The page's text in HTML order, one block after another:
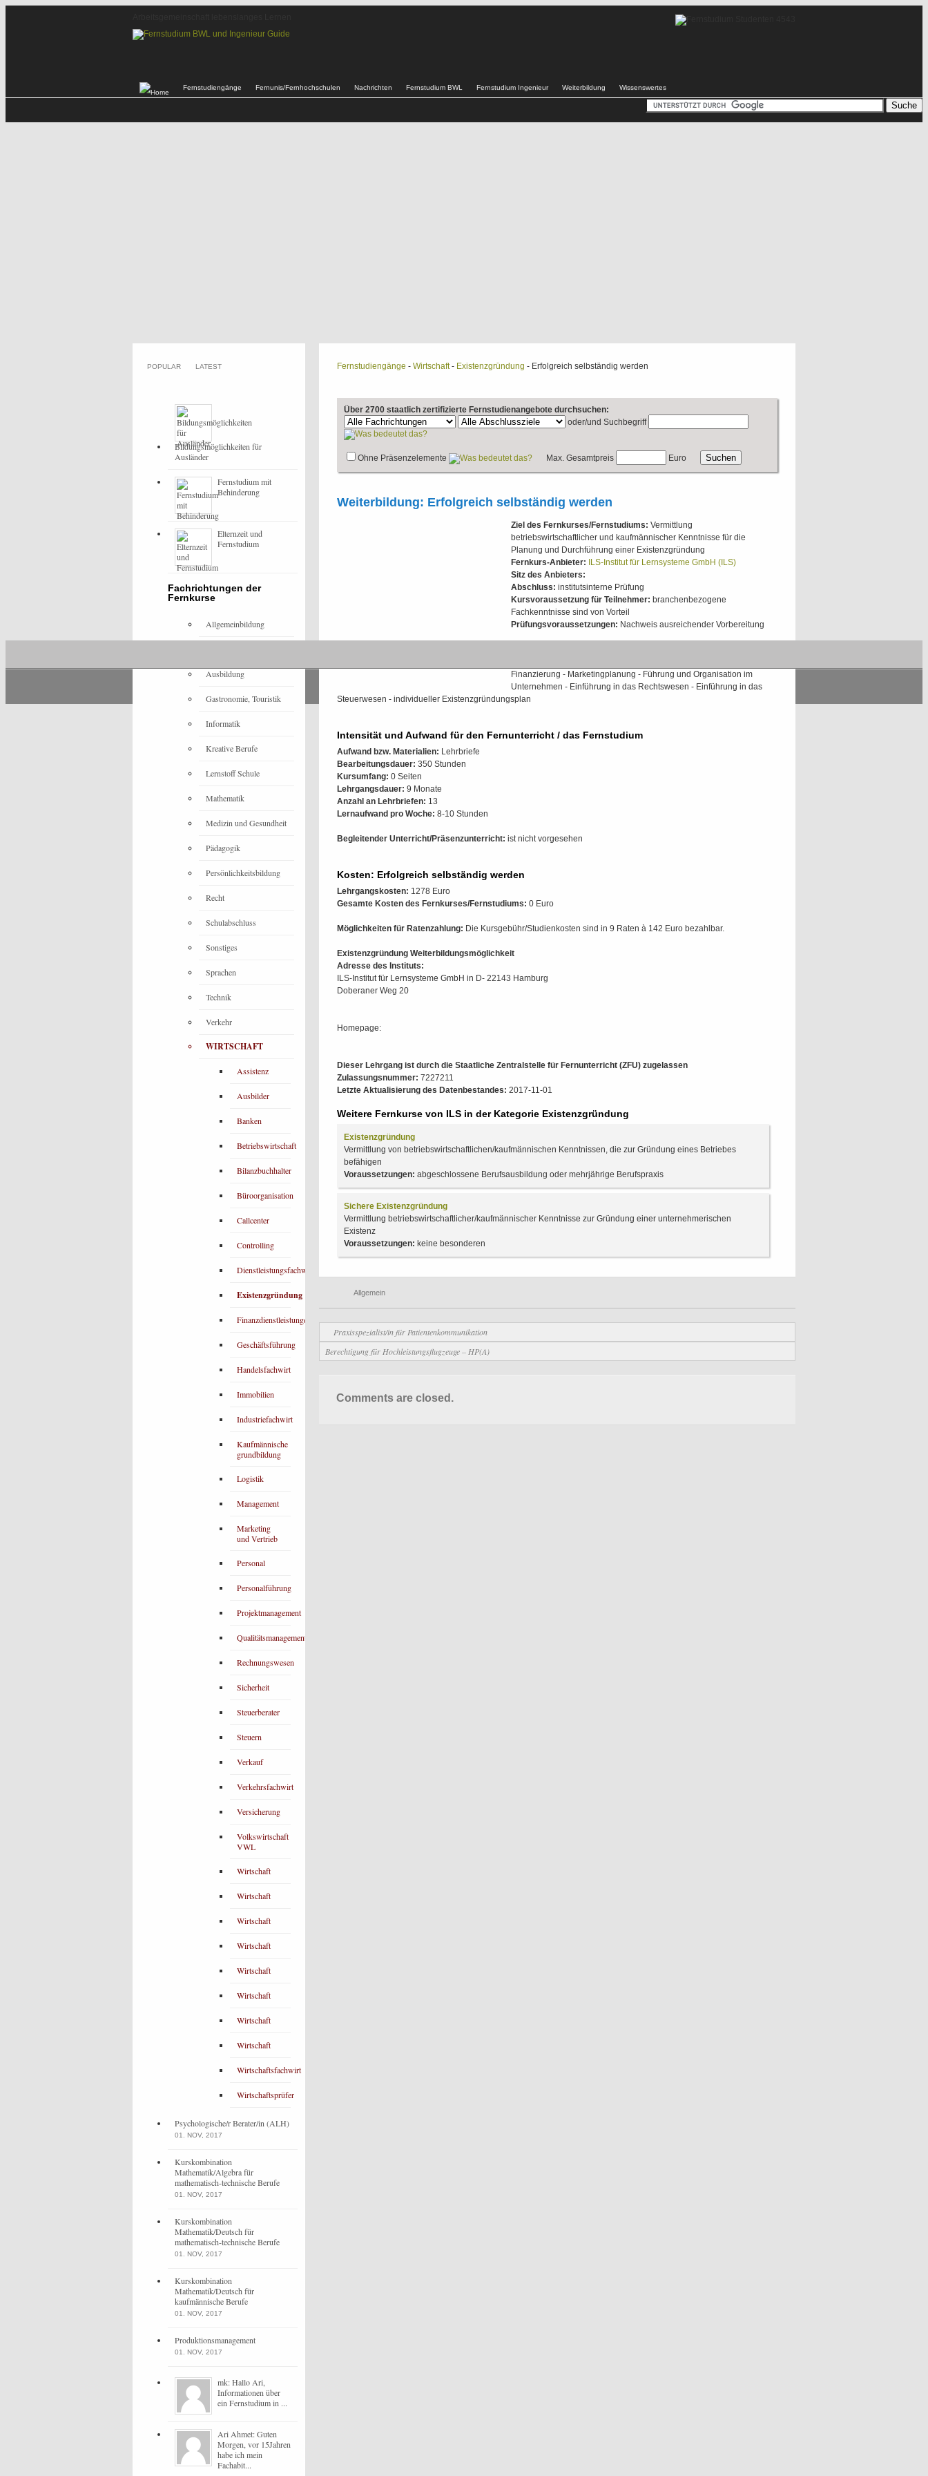
Fernstudiengänge Fernunis/Fernhochschulen Nachrichten Fernstudium BWL Fernstudium Ingenieur Weiterbildung Wissenswertes
Fernstudiengänge - Wirtschaft- Existenzgründung - Erfolgreich selbständig werden
Über 2700 staatlich zertifizierte Fernstudienangebote durchsuchen:
oder/und Suchbegriff
Ohne Präsenzelemente Max. Gesamtpreis Euro
Weiterbildung: Erfolgreich selbständig werden
Ziel des Fernkurses/Fernstudiums: Vermittlung
betriebswirtschaftlicher und kaufmännischer Kenntnisse für die
Planung und Durchführung einer Existenzgründung
Fernkurs-Anbieter:
ILS-Institut für Lernsysteme GmbH (ILS)
Sitz des Anbieters:
Abschluss: institutsinterne Prüfung
Kursvoraussetzung für Teilnehmer: branchenbezogene
Fachkenntnisse sind von Vorteil
Prüfungsvoraussetzungen: Nachweis ausreichender Vorbereitung
Finanzierung - Marketingplanung - Führung und Organisation im
Unternehmen - Einführung in das Rechtswesen - Einführung in das
Steuerwesen - individueller Existenzgründungsplan
Intensität und Aufwand für den Fernunterricht / das Fernstudium
Aufwand bzw. Materialien: Lehrbriefe
Bearbeitungsdauer: 350 Stunden
Kursumfang: 0 Seiten
Lehrgangsdauer: 9 Monate
Anzahl an Lehrbriefen: 13
Lernaufwand pro Woche: 8-10 Stunden
Begleitender Unterricht/Präsenzunterricht: ist nicht vorgesehen
Kosten: Erfolgreich selbständig werden
Lehrgangskosten: 1278 Euro
Gesamte Kosten des Fernkurses/Fernstudiums: 0 Euro
Möglichkeiten für Ratenzahlung: Die Kursgebühr/Studienkosten sind in 9 Raten à 142 Euro bezahlbar.
Existenzgründung Weiterbildungsmöglichkeit
Adresse des Instituts:
ILS-Institut für Lernsysteme GmbH in D- 22143 Hamburg
Doberaner Weg 20
Homepage:
Dieser Lehrgang ist durch die Staatliche Zentralstelle für Fernunterricht (ZFU) zugelassen
Zulassungsnummer: 7227211
Letzte Aktualisierung des Datenbestandes: 2017-11-01
Weitere Fernkurse von ILS in der Kategorie Existenzgründung
Existenzgründung
Vermittlung von betriebswirtschaftlichen/kaufmännischen Kenntnissen, die zur Gründung eines Betriebes
befähigen
Voraussetzungen: abgeschlossene Berufsausbildung oder mehrjährige Berufspraxis
Sichere Existenzgründung
Vermittlung betriebswirtschaftlicher/kaufmännischer Kenntnisse zur Gründung einer unternehmerischen
Existenz
Voraussetzungen: keine besonderen
Allgemein
Praxisspezialist/in für Patientenkommunikation
Berechtigung für Hochleistungsflugzeuge – HP(A)
Comments are closed.
POPULAR LATEST
Bildungsmöglichkeiten für
Ausländer
Fernstudium mit
Behinderung
Elternzeit und
Fernstudium
Fachrichtungen der
Fernkurse
Allgemeinbildung
Ausbildung
Gastronomie, Touristik
Informatik
Kreative Berufe
Lernstoff Schule
Mathematik
Medizin und Gesundheit
Pädagogik
Persönlichkeitsbildung
Recht
Schulabschluss
Sonstiges
Sprachen
Technik
Verkehr
WIRTSCHAFT
Assistenz
Ausbilder
Banken
Betriebswirtschaft
Bilanzbuchhalter
Büroorganisation
Callcenter
Controlling
Dienstleistungsfachwirt
Existenzgründung
Finanzdienstleistungen
Geschäftsführung
Handelsfachwirt
Immobilien
Industriefachwirt
Kaufmännische
grundbildung
Logistik
Management
Marketing
und Vertrieb
Personal
Personalführung
Projektmanagement
Qualitätsmanagement
Rechnungswesen
Sicherheit
Steuerberater
Steuern
Verkauf
Verkehrsfachwirt
Versicherung
Volkswirtschaft
VWL
Wirtschaft
Wirtschaft
Wirtschaft
Wirtschaft
Wirtschaft
Wirtschaft
Wirtschaft
Wirtschaft
Wirtschaftsfachwirt
Wirtschaftsprüfer
Psychologische/r Berater/in (ALH)
01. NOV, 2017
Kurskombination
Mathematik/Algebra für
mathematisch-technische Berufe
01. NOV, 2017
Kurskombination
Mathematik/Deutsch für
mathematisch-technische Berufe
01. NOV, 2017
Kurskombination
Mathematik/Deutsch für
kaufmännische Berufe
01. NOV, 2017
Produktionsmanagement
01. NOV, 2017
mk: Hallo Ari,
Informationen über
ein Fernstudium in ...
Ari Ahmet: Guten
Morgen, vor 15Jahren
habe ich mein
Fachabit...